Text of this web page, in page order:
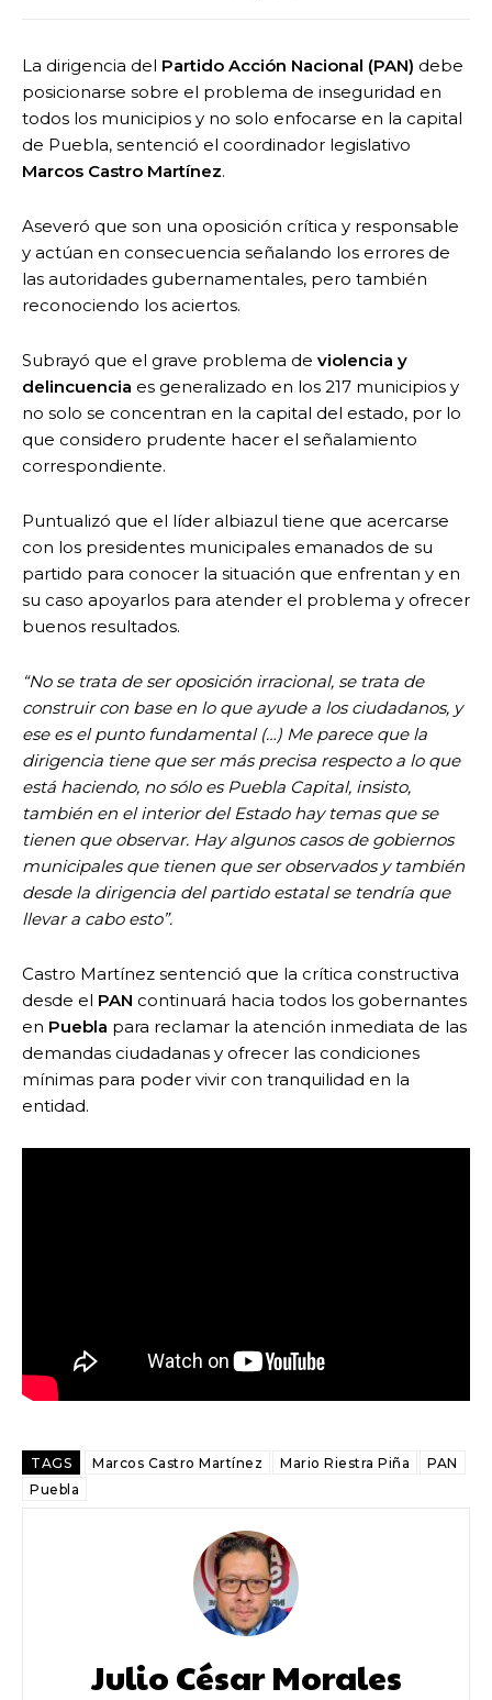
La dirigencia del Partido Acción Nacional (PAN) debe
posicionarse sobre el problema de inseguridad en
todos los municipios y no solo enfocarse en la capital
de Puebla, sentenció el coordinador legislativo
Marcos Castro Martínez.
Aseveró que son una oposición crítica y responsable
y actúan en consecuencia señalando los errores de
las autoridades gubernamentales, pero también
reconociendo los aciertos.
Subrayó que el grave problema de violencia y
delincuencia es generalizado en los 217 municipios y
no solo se concentran en la capital del estado, por lo
que considero prudente hacer el señalamiento
correspondiente.
Puntualizó que el líder albiazul tiene que acercarse
con los presidentes municipales emanados de su
partido para conocer la situación que enfrentan y en
su caso apoyarlos para atender el problema y ofrecer
buenos resultados.
“No se trata de ser oposición irracional, se trata de
construir con base en lo que ayude a los ciudadanos, y
ese es el punto fundamental (…) Me parece que la
dirigencia tiene que ser más precisa respecto a lo que
está haciendo, no sólo es Puebla Capital, insisto,
también en el interior del Estado hay temas que se
tienen que observar. Hay algunos casos de gobiernos
municipales que tienen que ser observados y también
desde la dirigencia del partido estatal se tendría que
llevar a cabo esto”.
Castro Martínez sentenció que la crítica constructiva
desde el PAN continuará hacia todos los gobernantes
en Puebla para reclamar la atención inmediata de las
demandas ciudadanas y ofrecer las condiciones
mínimas para poder vivir con tranquilidad en la
entidad.
TAGS Marcos Castro Martínez Mario Riestra Piña
PAN
Puebla
Julio César Morales